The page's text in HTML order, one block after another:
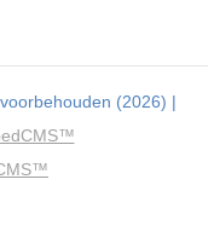
(2026) |